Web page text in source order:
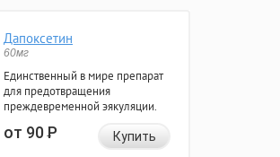
Дапоксетин
60мг
Единственный в мире препарат
для предотвращения
преждевременной эякуляции.
от 90Р Купить